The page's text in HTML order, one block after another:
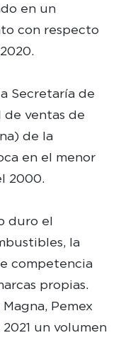
en un
con respecto
Secretaría de
de ventas de
de la
en el menor
2000.
duro el
la
competencia
propias.
Pemex
un volumen